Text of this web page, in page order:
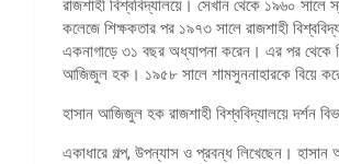
রাজশাহী বিশ্ববিদ্যালয়ে। সেখান থেকে ১৯৬০
কলেজে শিক্ষকতার পর ১৯৭৩ সালে রাজশাহী
একনাগাড়ে ৩১ বছর অধ্যাপনা করেন। এর পর থেকে
আজিজুল হক। ১৯৫৮ সালে শামসুননাহারকে বিয়ে
হাসান আজিজুল হক রাজশাহী বিশ্ববিদ্যালয়ে দর্শন
একাধারে গল্প, উপন্যাস ও প্রবন্ধ লিখেছেন।